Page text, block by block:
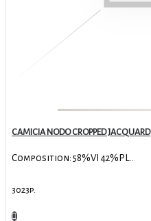
CAMICIA NODO CROPPED JACQUARD
Composition: 58%VI 42%PL..
3023р.